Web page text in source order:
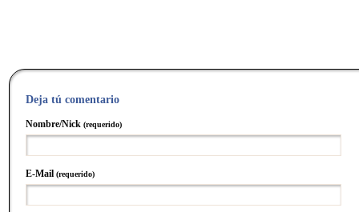
Deja tú comentario
Nombre/Nick (requerido)
E-Mail (requerido)